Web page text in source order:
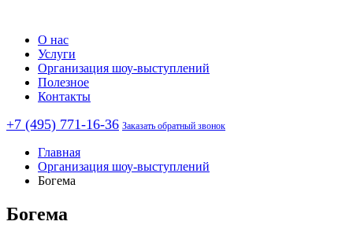
О нас
Услуги
Организация шоу-выступлений
Полезное
Контакты
+7 (495) 771-16-36 Заказать обратный звонок
Главная
Организация шоу-выступлений
Богема
Богема